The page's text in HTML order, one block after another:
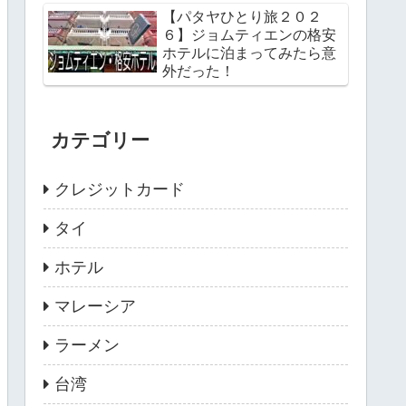
【パタヤひとり旅２０２
６】ジョムティエンの格安
ホテルに泊まってみたら意
外だった！
カテゴリー
クレジットカード
タイ
ホテル
マレーシア
ラーメン
台湾